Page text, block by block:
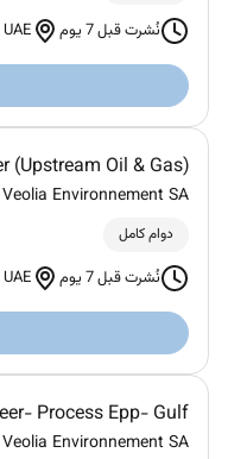
نُشرت قبل 7 يوم UAE
(Upstream Oil & Gas)
Veolia Environnement SA
دوام كامل
نُشرت قبل 7 يوم UAE
Process Epp- Gulf
Veolia Environnement SA